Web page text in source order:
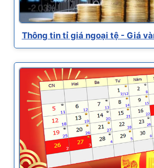
Thông tin tỉ giá ngoại tệ - Giá